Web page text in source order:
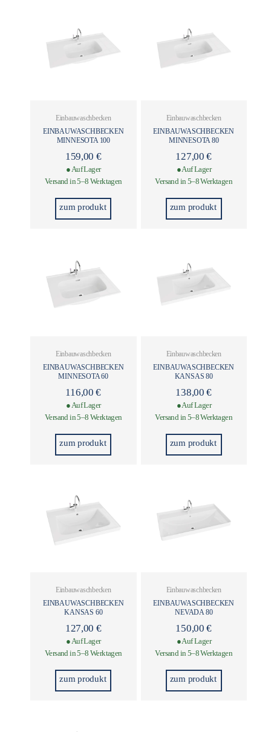
Einbauwaschbecken
EINBAUWASCHBECKEN
MINNESOTA 100
159,00 €
● Auf Lager
Versand in 5–8 Werktagen
zum produkt
Einbauwaschbecken
EINBAUWASCHBECKEN
MINNESOTA 80
127,00€
● Auf Lager
Versand in 5–8 Werktagen
zum produkt
Einbauwaschbecken
EINBAUWASCHBECKEN
MINNESOTA 60
116,00€
● Auf Lager
Versand in 5–8 Werktagen
zum produkt
Einbauwaschbecken
EINBAUWASCHBECKEN
KANSAS 80
138,00€
● Auf Lager
Versand in 5–8 Werktagen
zum produkt
Einbauwaschbecken
EINBAUWASCHBECKEN
KANSAS 60
127,00 €
● Auf Lager
Versand in 5–8 Werktagen
zum produkt
Einbauwaschbecken
EINBAUWASCHBECKEN
NEVADA 80
150,00€
● Auf Lager
Versand in 5–8 Werktagen
zum produkt